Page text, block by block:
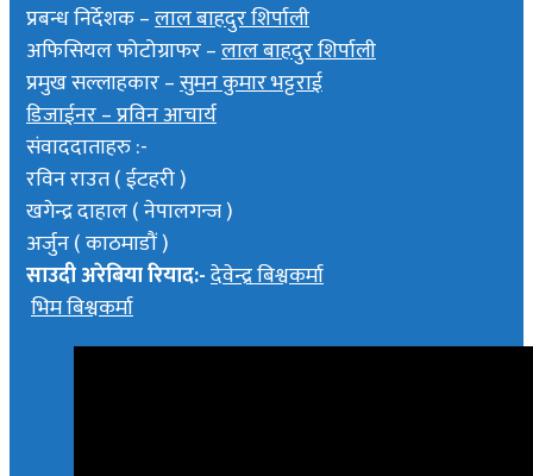
प्रबन्ध निर्देशक –लाल बाहदुर शिर्पाली
अफिसियल फोटोग्राफर –लाल बाहदुर शिर्पाली
प्रमुख सल्लाहकार –सुमन कुमार भट्टराई
डिजाईनर – प्रविन आचार्य
संवाददाताहरु :-
रविन राउत ( ईटहरी )
खगेन्द्र दाहाल ( नेपालगन्ज )
अर्जुन ( काठमाडौं )
साउदी अरेबिया रियाद:-देवेन्द्र बिश्वकर्मा
भिम बिश्वकर्मा